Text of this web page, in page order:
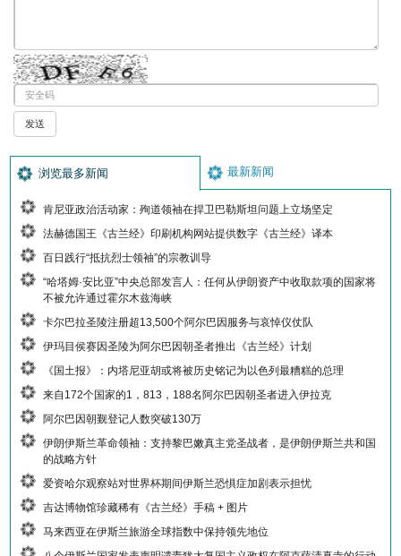
浏览最多新闻 最新新闻
肯尼亚政治活动家：殉道领袖在捍卫巴勒斯坦问题上立场坚定
法赫德国王《古兰经》印刷机构网站提供数字《古兰经》译本
百日践行“抵抗烈士领袖”的宗教训导
“哈塔姆·安比亚”中央总部发言人：任何从伊朗资产中收取款项的国家将
不被允许通过霍尔木兹海峡
卡尔巴拉圣陵注册超13,500个阿尔巴因服务与哀悼仪仗队
伊玛目侯赛因圣陵为阿尔巴因朝圣者推出《古兰经》计划
《国土报》：内塔尼亚胡或将被历史铭记为以色列最糟糕的总理
来自172个国家的1，813，188名阿尔巴因朝圣者进入伊拉克
阿尔巴因朝觐登记人数突破130万
伊朗伊斯兰革命领袖：支持黎巴嫩真主党圣战者，是伊朗伊斯兰共和国
的战略方针
爱资哈尔观察站对世界杯期间伊斯兰恐惧症加剧表示担忧
吉达博物馆珍藏稀有《古兰经》手稿 + 图片
马来西亚在伊斯兰旅游全球指数中保持领先地位